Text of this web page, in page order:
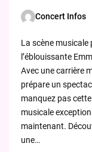
Posted
Concert Infos
La scène musicale
l’éblouissante
Avec une carrière
prépare un
manquez pas
musicale
maintenant.
une…